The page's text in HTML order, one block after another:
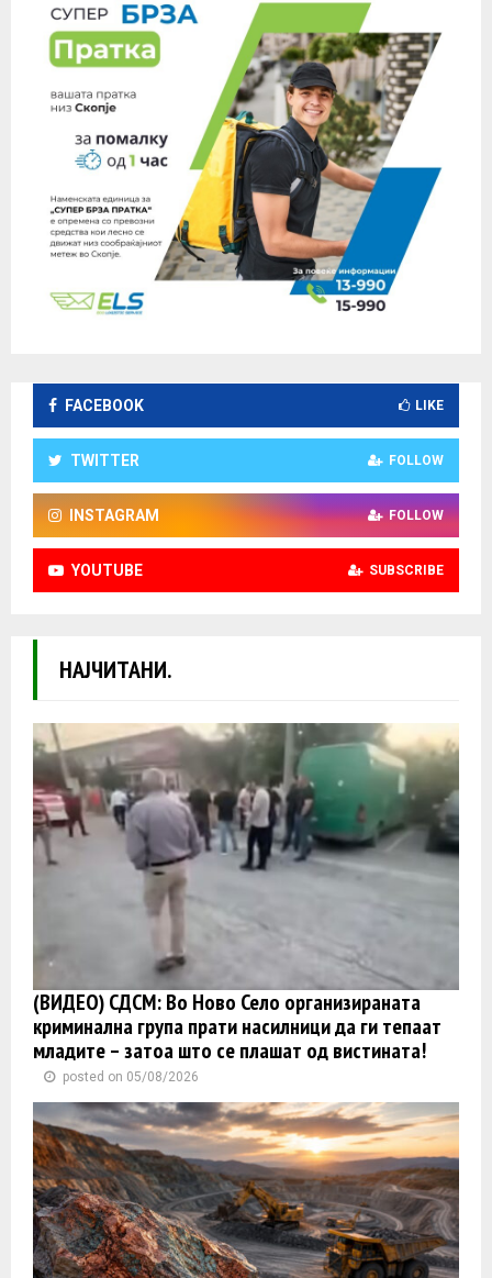
FACEBOOK LIKE
TWITTER FOLLOW
INSTAGRAM FOLLOW
YOUTUBE SUBSCRIBE
НАЈЧИТАНИ.
(ВИДЕО) СДСМ: Во Ново Село организираната
криминална група прати насилници да ги тепаат
младите – затоа што се плашат од вистината!
posted on 05/08/2026